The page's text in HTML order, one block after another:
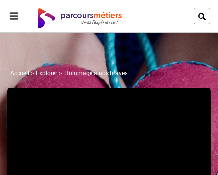
Accueil Explorer Hommage à nos braves